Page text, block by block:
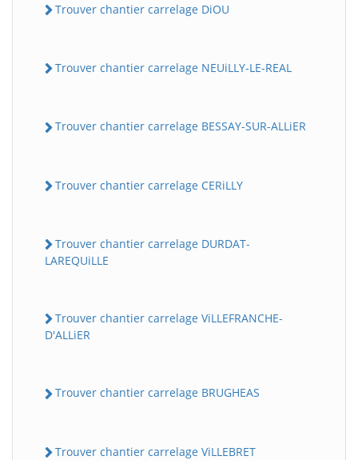
Trouver chantier carrelage DiOU
Trouver chantier carrelage NEUiLLY-LE-REAL
Trouver chantier carrelage BESSAY-SUR-ALLiER
Trouver chantier carrelage CERiLLY
Trouver chantier carrelage DURDAT-
LAREQUiLLE
Trouver chantier carrelage ViLLEFRANCHE-
D'ALLiER
Trouver chantier carrelage BRUGHEAS
Trouver chantier carrelage ViLLEBRET